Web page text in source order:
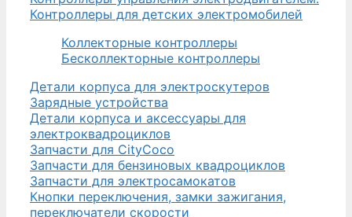
Контроллеры для детских электромобилей
Коллекторные контроллеры
Бесколлекторные контроллеры
Детали корпуса для электроскутеров
Зарядные устройства
Детали корпуса и аксессуары для
электроквадроциклов
Запчасти для CityCoco
Запчасти для бензиновых квадроциклов
Запчасти для электросамокатов
Кнопки переключения, замки зажигания,
переключатели скорости